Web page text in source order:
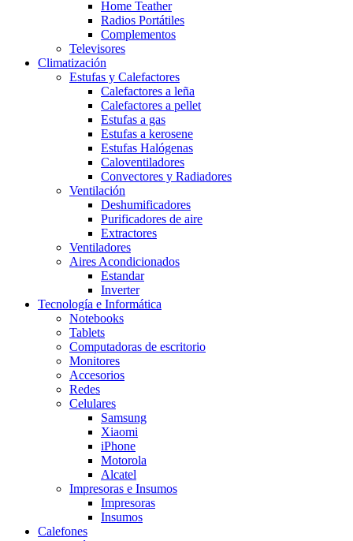
Home Teather
Radios Portátiles
Complementos
Televisores
Climatización
Estufas y Calefactores
Calefactores a leña
Calefactores a pellet
Estufas a gas
Estufas a kerosene
Estufas Halógenas
Caloventiladores
Convectores y Radiadores
Ventilación
Deshumificadores
Purificadores de aire
Extractores
Ventiladores
Aires Acondicionados
Estandar
Inverter
Tecnología e Informática
Notebooks
Tablets
Computadoras de escritorio
Monitores
Accesorios
Redes
Celulares
Samsung
Xiaomi
iPhone
Motorola
Alcatel
Impresoras e Insumos
Impresoras
Insumos
Calefones